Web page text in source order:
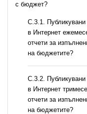
с бюджет?
С.3.1.
в Интернет
отчети за
на бюджетите?
С.3.2.
в Интернет
отчети за
на бюджетите?